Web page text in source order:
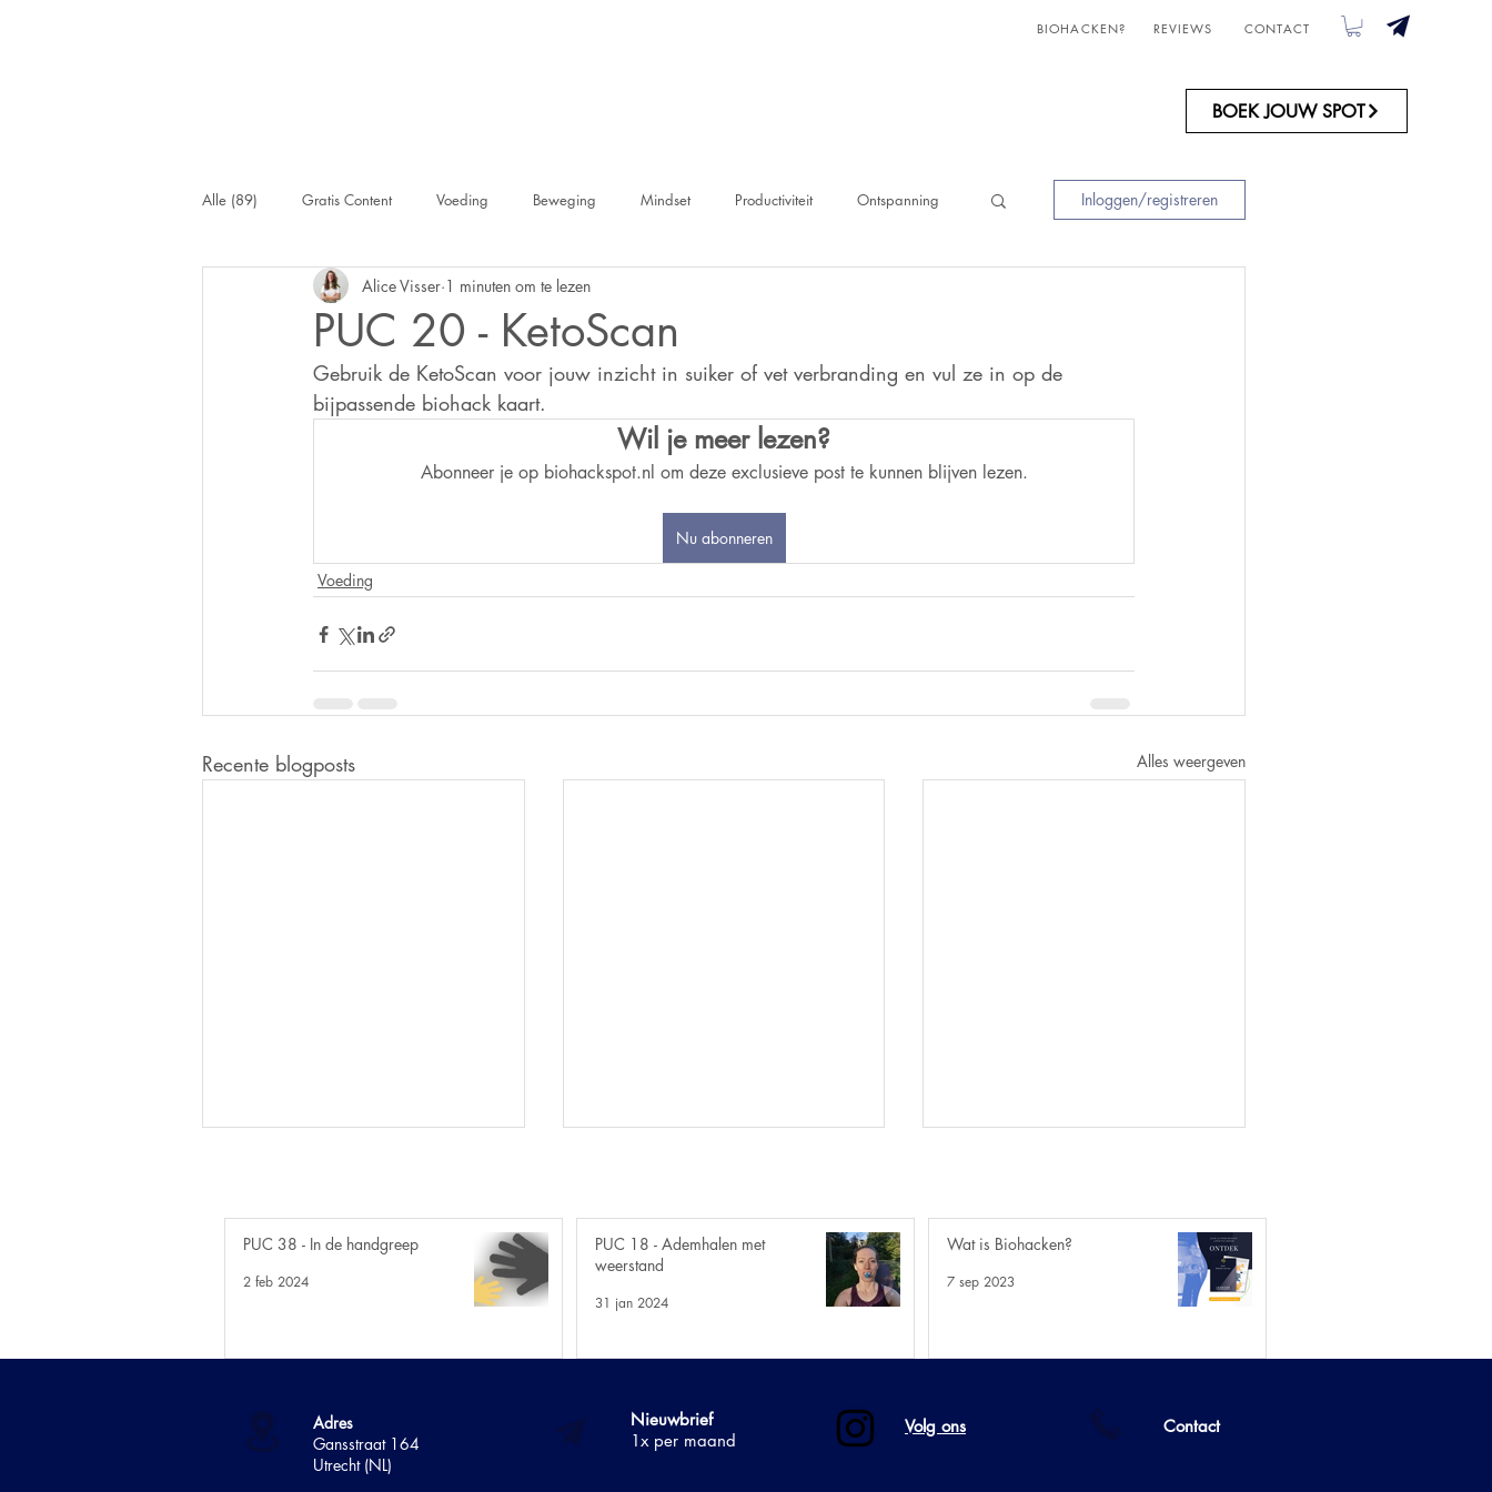
BIOHACKEN? REVIEWS CONTACT
Alle (89) Gratis Content Voeding Beweging Mindset Productiviteit Ontspanning
BloedCheck
Inloggen/registreren
PUC 20 - KetoScan
Alice Visser 1 minuten om te lezen
Gebruik de KetoScan voor jouw inzicht in suiker of vet verbranding en vul ze in op de
bijpassende biohack kaart.
Wil je meer lezen?
Abonneer je op biohackspot.nl om deze exclusieve post te kunnen blijven lezen.
Nu abonneren
Voeding
Recente blogposts Alles weergeven
7. Bloed - Suiker
BOEK JOUW SPOT
PUC 38 - In de handgreep
2 feb 2024
PUC 18 - Ademhalen met
weerstand
31 jan 2024
Wat is Biohacken?
7 sep 2023
Adres
Gansstraat 164
Utrecht (NL)
Nieuwbrief
1x per maand
Volg ons Contact